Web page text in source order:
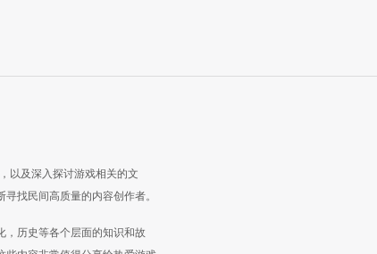
以及深入探讨游戏相关的文
找民间高质量的内容创作者。
，历史等各个层面的知识和故